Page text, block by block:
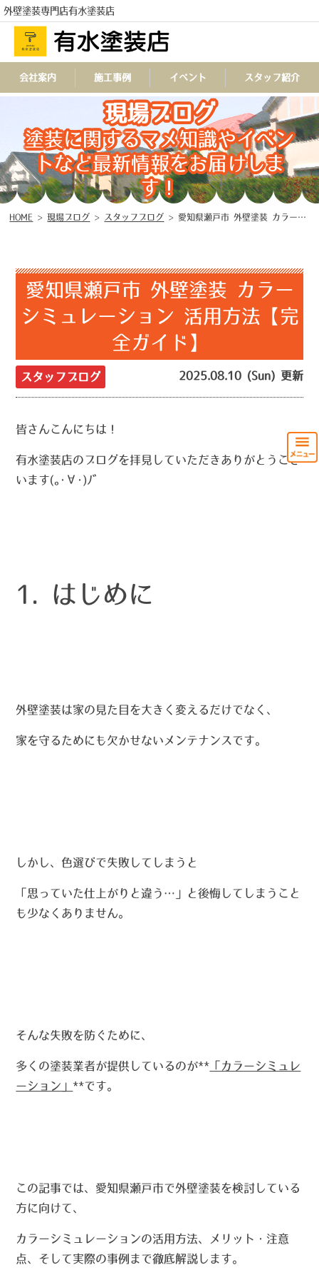
外壁塗装専門店有水塗装店
TEL
会社案内 施工事例 イベント スタッフ紹介
現場ブログ
塗装に関するマメ知識やイベン
トなど最新情報をお届けしま
す！
HOME >現場ブログ > スタッフブログ > 愛知県瀬戸市 外壁塗装 カラーシミュレーション 活用方法【完全ガイド】
愛知県瀬戸市 外壁塗装 カラー
シミュレーション 活用方法【完
全ガイド】
スタッフブログ 2025.08.10 (Sun) 更新
皆さんこんにちは！
有水塗装店のブログを拝見していただきありがとうござ
います(｡･∀･)ﾉﾞ
1. はじめに
外壁塗装は家の見た目を大きく変えるだけでなく、
家を守るためにも欠かせないメンテナンスです。
しかし、色選びで失敗してしまうと
「思っていた仕上がりと違う…」
と後悔してしまうこと
も少なくありません。
そんな失敗を防ぐために、
多くの塗装業者が提供しているのが** 「カラーシミュレ
ーション」 **です。
この記事では、愛知県瀬戸市で外壁塗装を検討している
方に向けて、
カラーシミュレーションの活用方法、メリット・注意
点、そして実際の事例まで徹底解説します。